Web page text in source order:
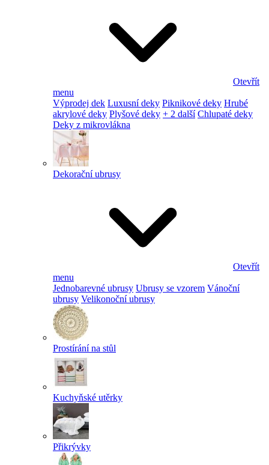
Otevřít
menu
Výprodej dek Luxusní deky Piknikové deky Hrubé
akrylové deky Plyšové deky + 2 další Chlupaté deky
Deky z mikrovlákna
Dekorační ubrusy
Otevřít
menu
Jednobarevné ubrusy Ubrusy se vzorem Vánoční
ubrusy Velikonoční ubrusy
Prostírání na stůl
Kuchyňské utěrky
Přikrývky